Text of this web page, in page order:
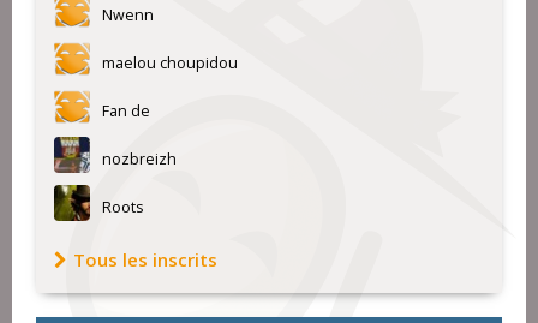
Nwenn
maelou choupidou
Fan de
nozbreizh
Roots
Tous les inscrits